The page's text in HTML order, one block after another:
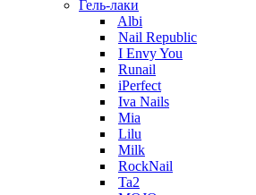
Гель-лаки
Albi
Nail Republic
I Envy You
Runail
iPerfect
Iva Nails
Mia
Lilu
Milk
RockNail
Ta2